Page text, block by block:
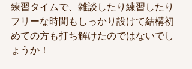
練習タイムで、雑談したり練習したり
フリーな時間もしっかり設けて結構初
めての方も打ち解けたのではないでし
ょうか！